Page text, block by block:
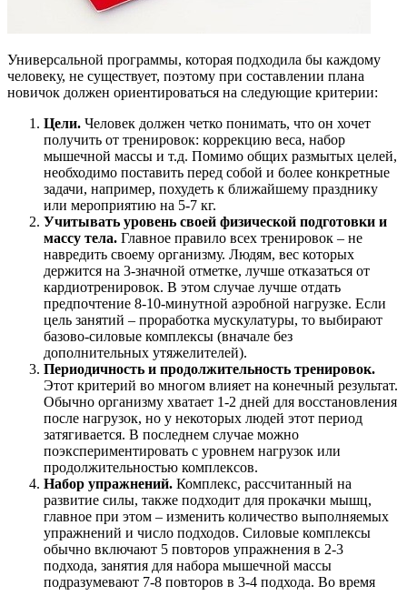
Универсальной программы, которая подходила бы каждому
человеку, не существует, поэтому при составлении плана
новичок должен ориентироваться на следующие критерии:
Цели. Человек должен четко понимать, что он хочет
получить от тренировок: коррекцию веса, набор
мышечной массы и т.д. Помимо общих размытых целей,
необходимо поставить перед собой и более конкретные
задачи, например, похудеть к ближайшему празднику
или мероприятию на 5-7 кг.
Учитывать уровень своей физической подготовки и
массу тела. Главное правило всех тренировок – не
навредить своему организму. Людям, вес которых
держится на 3-значной отметке, лучше отказаться от
кардиотренировок. В этом случае лучше отдать
предпочтение 8-10-минутной аэробной нагрузке. Если
цель занятий – проработка мускулатуры, то выбирают
базово-силовые комплексы (вначале без
дополнительных утяжелителей).
Периодичность и продолжительность тренировок.
Этот критерий во многом влияет на конечный результат.
Обычно организму хватает 1-2 дней для восстановления
после нагрузок, но у некоторых людей этот период
затягивается. В последнем случае можно
поэкспериментировать с уровнем нагрузок или
продолжительностью комплексов.
Набор упражнений. Комплекс, рассчитанный на
развитие силы, также подходит для прокачки мышц,
главное при этом – изменить количество выполняемых
упражнений и число подходов. Силовые комплексы
обычно включают 5 повторов упражнения в 2-3
подхода, занятия для набора мышечной массы
подразумевают 7-8 повторов в 3-4 подхода. Во время